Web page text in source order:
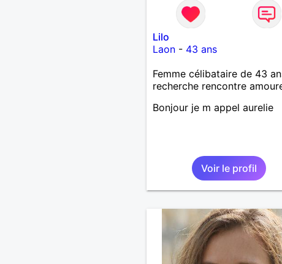
Lilo
Laon- 43 ans
Femme célibataire de 43
recherche rencontre
Bonjour je m appel aurelie
Voir le profil